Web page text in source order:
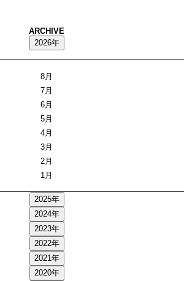
ARCHIVE
2026年
8月
7月
6月
5月
4月
3月
2月
1月
2025年
2024年
2023年
2022年
2021年
2020年